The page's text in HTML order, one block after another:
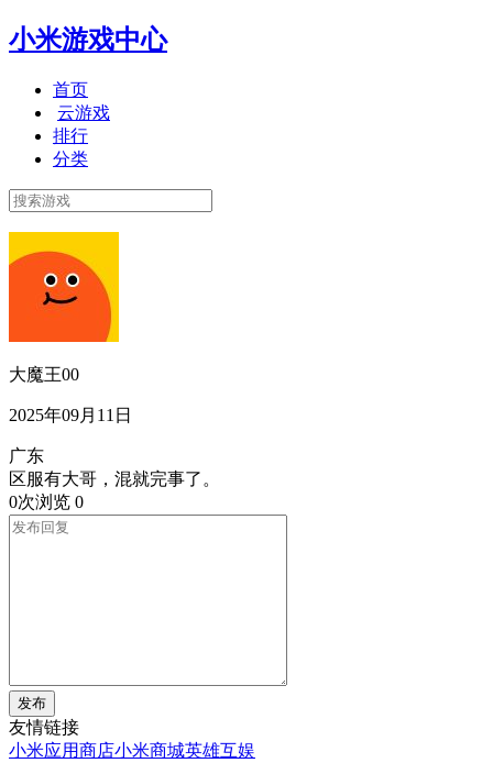
小米游戏中心
首页
云游戏
排行
分类
大魔王00
2025年09月11日
广东
区服有大哥，混就完事了。
0次浏览 0
发布
友情链接
小米应用商店小米商城英雄互娱